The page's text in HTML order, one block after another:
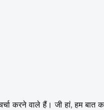
करने वाले हैं। जी हां, हम बात